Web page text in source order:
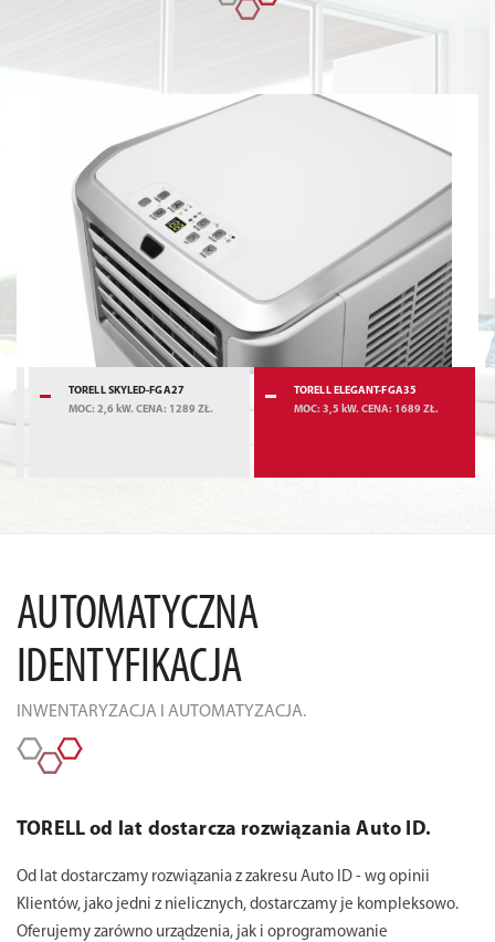
TORELL SKYLED-FGA27
MOC: 2,6 kW. CENA: 1289 ZŁ.
TORELL ELEGANT-FGA35
MOC: 3,5 kW. CENA: 1689 ZŁ.
AUTOMATYCZNA
IDENTYFIKACJA
INWENTARYZACJA I AUTOMATYZACJA.
TORELL od lat dostarcza rozwiązania Auto ID.
Od lat dostarczamy rozwiązania z zakresu Auto ID - wg opinii
Klientów, jako jedni z nielicznych, dostarczamy je kompleksowo.
Oferujemy zarówno urządzenia, jak i oprogramowanie